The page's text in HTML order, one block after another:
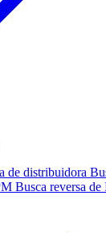
de distribuidora
Busca reversa de